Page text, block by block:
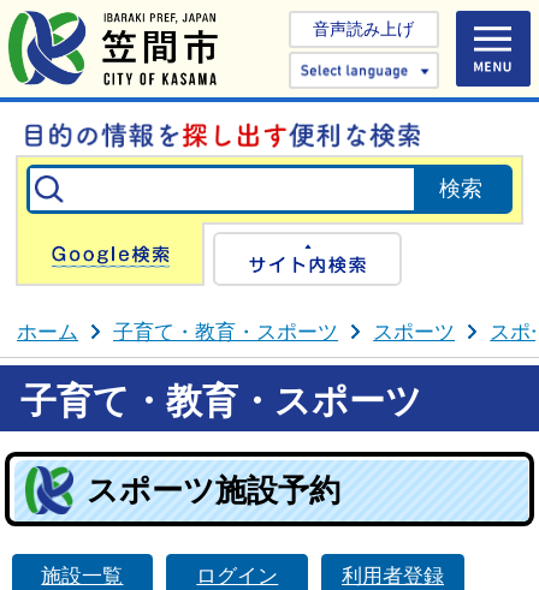
音声読み上げ
Select
Google検索
ホーム 子育て・教育・スポーツ スポーツ スポ
子育て・教育・スポーツ
スポーツ施設予約
施設一覧 ログイン 利用者登録